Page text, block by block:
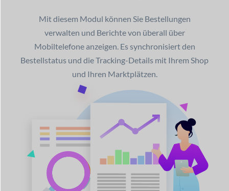
Mit diesem Modul können Sie Bestellungen
verwalten und Berichte von überall über
Mobiltelefone anzeigen. Es synchronisiert den
Bestellstatus und die Tracking-Details mit Ihrem Shop
und Ihren Marktplätzen.